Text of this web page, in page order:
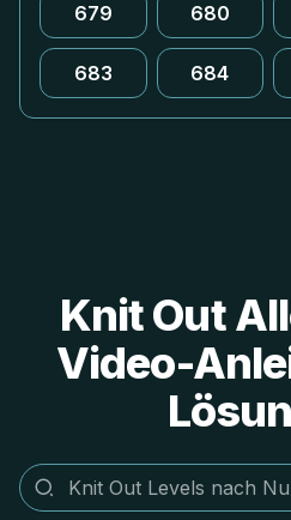
679 680
683 684
Knit Out
Video-